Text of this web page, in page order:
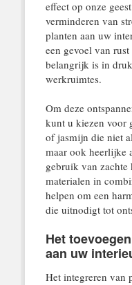
effect op onze
verminderen van
planten aan uw
een gevoel van
belangrijk is in
werkruimtes.
Om deze
kunt u kiezen voor
of jasmijn die niet
maar ook heerlijke
gebruik van
materialen in
helpen om een
die uitnodigt tot
Het
aan uw
Het integreren van